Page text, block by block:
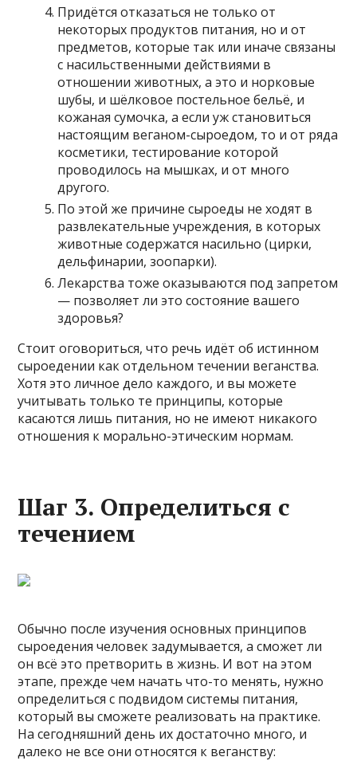
Придётся отказаться не только от
некоторых продуктов питания, но и от
предметов, которые так или иначе связаны
с насильственными действиями в
отношении животных, а это и норковые
шубы, и шёлковое постельное бельё, и
кожаная сумочка, а если уж становиться
настоящим веганом-сыроедом, то и от ряда
косметики, тестирование которой
проводилось на мышках, и от много
другого.
По этой же причине сыроеды не ходят в
развлекательные учреждения, в которых
животные содержатся насильно (цирки,
дельфинарии, зоопарки).
Лекарства тоже оказываются под запретом
— позволяет ли это состояние вашего
здоровья?
Стоит оговориться, что речь идёт об истинном
сыроедении как отдельном течении веганства.
Хотя это личное дело каждого, и вы можете
учитывать только те принципы, которые
касаются лишь питания, но не имеют никакого
отношения к морально-этическим нормам.
Шаг 3. Определиться с
течением
Обычно после изучения основных принципов
сыроедения человек задумывается, а сможет ли
он всё это претворить в жизнь. И вот на этом
этапе, прежде чем начать что-то менять, нужно
определиться с подвидом системы питания,
который вы сможете реализовать на практике.
На сегодняшний день их достаточно много, и
далеко не все они относятся к веганству: